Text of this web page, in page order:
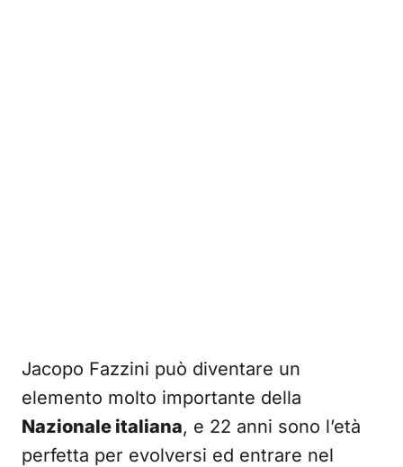
Jacopo Fazzini può diventare un
elemento molto importante della
Nazionale italiana, e 22 anni sono l’età
perfetta per evolversi ed entrare nel